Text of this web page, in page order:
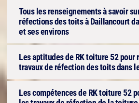
Tous les renseignements à savoir
réfections des toits à Daillancourt
et ses environs
Les aptitudes de RK toiture 52 pour
travaux de réfection des toits dans
Les compétences de RK toiture 52